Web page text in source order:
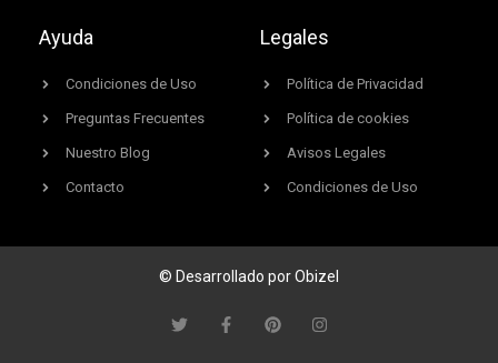
Ayuda
Condiciones de Uso
Preguntas Frecuentes
Nuestro Blog
Contacto
Legales
Política de Privacidad
Política de cookies
Avisos Legales
Condiciones de Uso
© Desarrollado por Obizel